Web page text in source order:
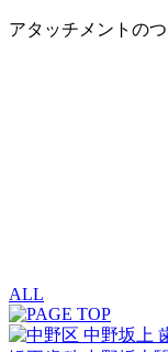
アタッチメントの
ALL